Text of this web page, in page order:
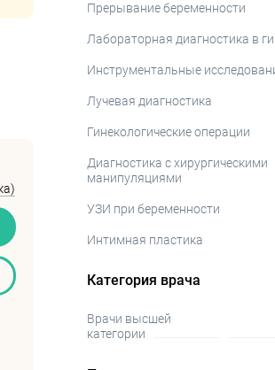
Прерывание беременности
Лабораторная диагностика в
Инструментальные
Лучевая диагностика
Гинекологические операции
Диагностика с хирургическими
манипуляциями
УЗИ при беременности
Интимная пластика
Категория врача
Врачи высшей
категории